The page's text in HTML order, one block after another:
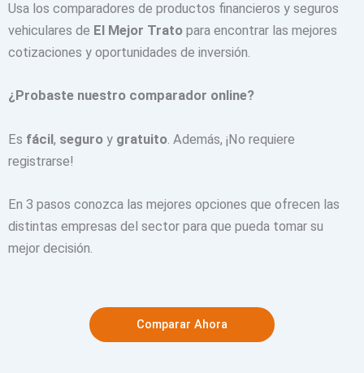
Usa los comparadores de productos financieros y seguros
vehiculares de El Mejor Trato para encontrar las mejores
cotizaciones y oportunidades de inversión.
¿Probaste nuestro comparador online?
Es fácil, seguro y gratuito . Además, ¡No requiere
registrarse!
En 3 pasos conozca las mejores opciones que ofrecen las
distintas empresas del sector para que pueda tomar su
mejor decisión.
Comparar Ahora